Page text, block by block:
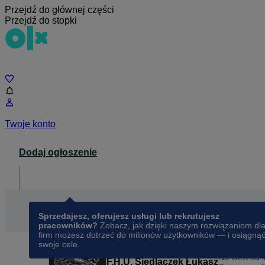
Przejdź do głównej części
Przejdź do stopki
Twoje konto
Dodaj ogłoszenie
Sprzedajesz, oferujesz usługi lub rekrutujesz
pracowników? Zobacz, jak dzięki naszym rozwiązaniom dla
firm możesz dotrzeć do milionów użytkowników — i osiągnąć
swoje cele.
F.H.U. Siedlaczek ŁukaszNa OLX od